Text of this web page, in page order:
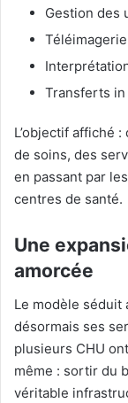
Gestion des
Téléimagerie
Transferts
L’objectif affiché
de soins, des
en passant par
centres de santé.
Une
amorcée
Le modèle séduit
désormais ses
plusieurs CHU
même : sortir du
véritable